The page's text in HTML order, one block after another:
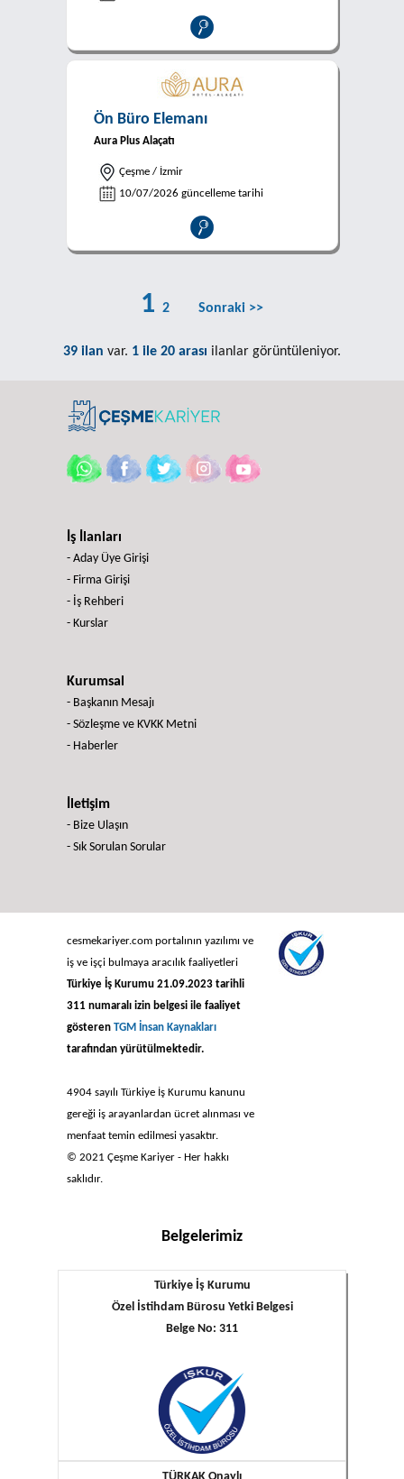
Ön Büro Elemanı
Aura Plus Alaçatı
Çeşme / İzmir
10/07/2026 güncelleme tarihi
1 2 Sonraki >>
39 ilan var. 1 ile 20 arası ilanlar görüntüleniyor.
İş İlanları
- Aday Üye Girişi
- Firma Girişi
- İş Rehberi
- Kurslar
Kurumsal
- Başkanın Mesajı
- Sözleşme ve KVKK Metni
- Haberler
İletişim
- Bize Ulaşın
- Sık Sorulan Sorular
cesmekariyer.com portalının yazılımı ve
iş ve işçi bulmaya aracılık faaliyetleri
Türkiye İş Kurumu 21.09.2023 tarihli
311 numaralı izin belgesi ile faaliyet
gösteren TGM İnsan Kaynakları
tarafından yürütülmektedir.
4904 sayılı Türkiye İş Kurumu kanunu
gereği iş arayanlardan ücret alınması ve
menfaat temin edilmesi yasaktır.
© 2021 Çeşme Kariyer - Her hakkı
saklıdır.
Belgelerimiz
Türkiye İş Kurumu
Özel İstihdam Bürosu Yetki Belgesi
Belge No: 311